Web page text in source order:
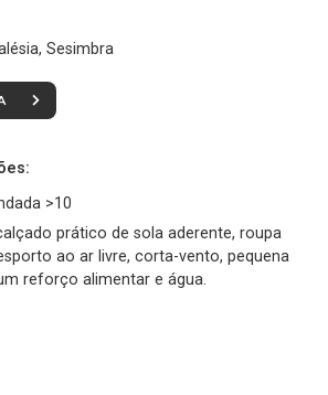
Sesimbra
>10
prático de sola aderente, roupa
ao ar livre, corta-vento, pequena
reforço alimentar e água.